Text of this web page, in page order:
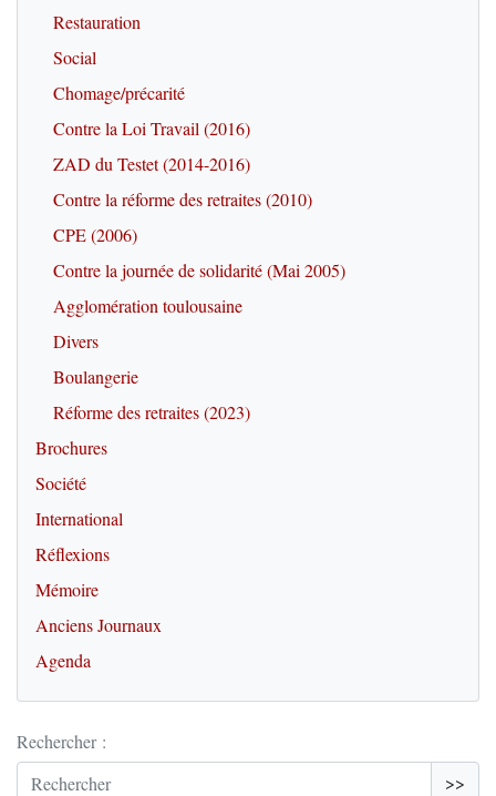
Restauration
Social
Chomage/précarité
Contre la Loi Travail (2016)
ZAD du Testet (2014-2016)
Contre la réforme des retraites (2010)
CPE (2006)
Contre la journée de solidarité (Mai 2005)
Agglomération toulousaine
Divers
Boulangerie
Réforme des retraites (2023)
Brochures
Société
International
Réflexions
Mémoire
Anciens Journaux
Agenda
Rechercher :
>>